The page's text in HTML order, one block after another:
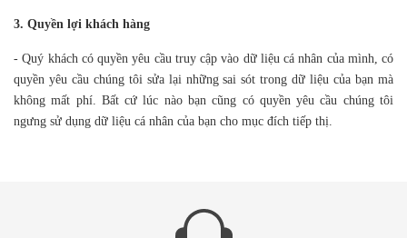
3. Quyền lợi khách hàng
- Quý khách có quyền yêu cầu truy cập vào dữ liệu cá nhân của mình, có
quyền yêu cầu chúng tôi sửa lại những sai sót trong dữ liệu của bạn mà
không mất phí. Bất cứ lúc nào bạn cũng có quyền yêu cầu chúng tôi
ngưng sử dụng dữ liệu cá nhân của bạn cho mục đích tiếp thị.